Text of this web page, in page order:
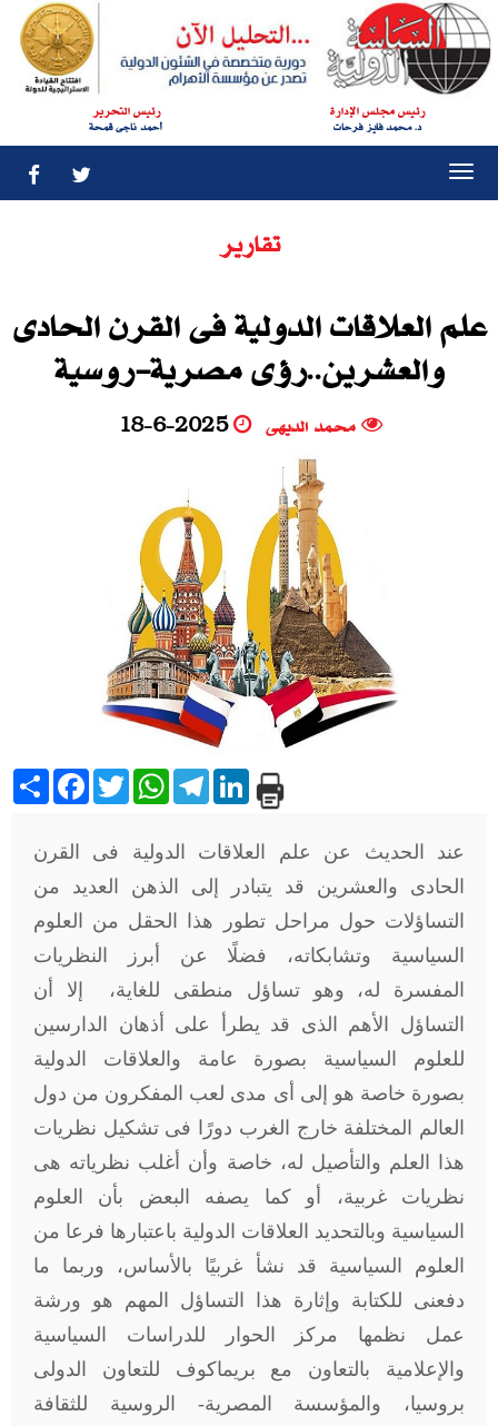
رئيس مجلس الإدارة
د. محمد فايز فرحات
رئيس التحرير
أحمد ناجى قمحة
تقارير
علم العلاقات الدولية فى القرن الحادى
والعشرين..رؤى مصرية-روسية
محمد الديهى 18-6-2025
Share Facebook
TwitterWhatsAppTelegramLinkedIn
عند الحديث عن علم العلاقات الدولية فى القرن
الحادى والعشرين قد يتبادر إلى الذهن العديد من
التساؤلات حول مراحل تطور هذا الحقل من العلوم
السياسية وتشابكاته، فضلًا عن أبرز النظريات
المفسرة له، وهو تساؤل منطقى للغاية، إلا أن
التساؤل الأهم الذى قد يطرأ على أذهان الدارسين
للعلوم السياسية بصورة عامة والعلاقات الدولية
بصورة خاصة هو إلى أى مدى لعب المفكرون من دول
العالم المختلفة خارج الغرب دورًا فى تشكيل نظريات
هذا العلم والتأصيل له، خاصة وأن أغلب نظرياته هى
نظريات غربية، أو كما يصفه البعض بأن العلوم
السياسية وبالتحديد العلاقات الدولية باعتبارها فرعا من
العلوم السياسية قد نشأ غربيًا بالأساس، وربما ما
دفعنى للكتابة وإثارة هذا التساؤل المهم هو ورشة
عمل نظمها مركز الحوار للدراسات السياسية
والإعلامية بالتعاون مع بريماكوف للتعاون الدولى
بروسيا، والمؤسسة المصرية- الروسية للثقافة